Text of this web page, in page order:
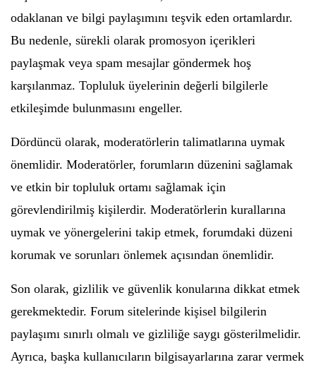
odaklanan ve bilgi paylaşımını teşvik eden ortamlardır.
Bu nedenle, sürekli olarak promosyon içerikleri
paylaşmak veya spam mesajlar göndermek hoş
karşılanmaz. Topluluk üyelerinin değerli bilgilerle
etkileşimde bulunmasını engeller.
Dördüncü olarak, moderatörlerin talimatlarına uymak
önemlidir. Moderatörler, forumların düzenini sağlamak
ve etkin bir topluluk ortamı sağlamak için
görevlendirilmiş kişilerdir. Moderatörlerin kurallarına
uymak ve yönergelerini takip etmek, forumdaki düzeni
korumak ve sorunları önlemek açısından önemlidir.
Son olarak, gizlilik ve güvenlik konularına dikkat etmek
gerekmektedir. Forum sitelerinde kişisel bilgilerin
paylaşımı sınırlı olmalı ve gizliliğe saygı gösterilmelidir.
Ayrıca, başka kullanıcıların bilgisayarlarına zarar vermek